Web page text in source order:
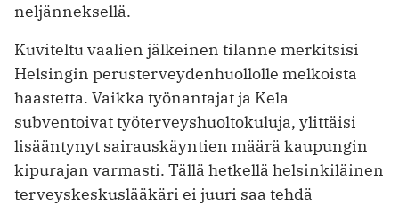
nel­jänneksellä.
Kuviteltu vaalien jälkeinen tilanne merkitsisi
Helsingin perusterveydenhuollolle melkoista
haastetta. Vaikka työnantajat ja Kela
subventoivat työterveyshuoltokuluja, ylittäisi
lisääntynyt sairauskäyntien määrä kaupungin
kipurajan varmasti. Tällä hetkellä helsinkiläinen
terveyskeskuslääkäri ei juuri saa tehdä